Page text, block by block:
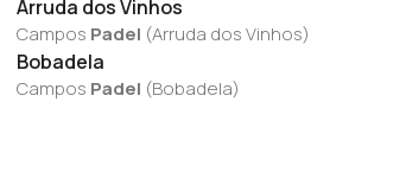
Arruda dos Vinhos
Campos Padel (Arruda dos Vinhos)
Bobadela
Campos Padel (Bobadela)